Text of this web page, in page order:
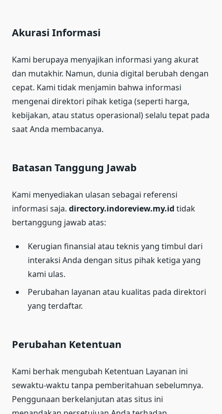
Akurasi Informasi
Kami berupaya menyajikan informasi yang akurat
dan mutakhir. Namun, dunia digital berubah dengan
cepat. Kami tidak menjamin bahwa informasi
mengenai direktori pihak ketiga (seperti harga,
kebijakan, atau status operasional) selalu tepat pada
saat Anda membacanya.
Batasan Tanggung Jawab
Kami menyediakan ulasan sebagai referensi
informasi saja. directory.indoreview.my.id tidak
bertanggung jawab atas:
Kerugian finansial atau teknis yang timbul dari
interaksi Anda dengan situs pihak ketiga yang
kami ulas.
Perubahan layanan atau kualitas pada direktori
yang terdaftar.
Perubahan Ketentuan
Kami berhak mengubah Ketentuan Layanan ini
sewaktu-waktu tanpa pemberitahuan sebelumnya.
Penggunaan berkelanjutan atas situs ini